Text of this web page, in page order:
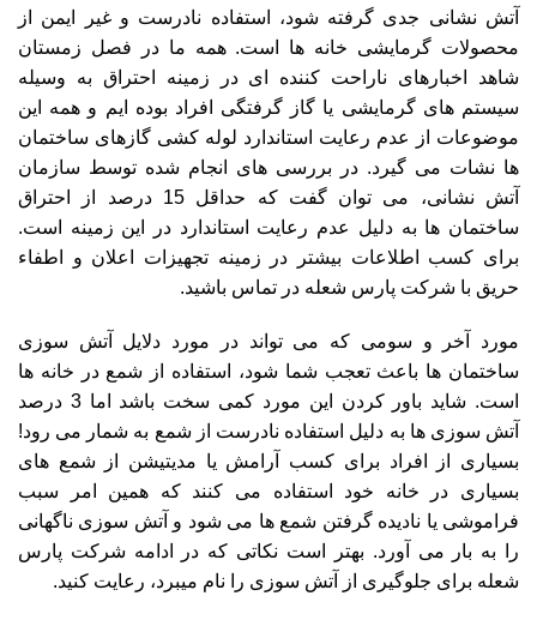
آتش نشانی جدی گرفته شود، استفاده نادرست و غیر ایمن از
محصولات گرمایشی خانه ها است. همه ما در فصل زمستان
شاهد اخبارهای ناراحت کننده ای در زمینه احتراق به وسیله
سیستم های گرمایشی یا گاز گرفتگی افراد بوده ایم و همه این
موضوعات از عدم رعایت استاندارد لوله کشی گازهای ساختمان
ها نشات می گیرد. در بررسی های انجام شده توسط سازمان
آتش نشانی، می توان گفت که حداقل 15 درصد از احتراق
ساختمان ها به دلیل عدم رعایت استاندارد در این زمینه است.
برای کسب اطلاعات بیشتر در زمینه تجهیزات اعلان و اطفاء
حریق با شرکت پارس شعله در تماس باشید.
مورد آخر و سومی که می تواند در مورد دلایل آتش سوزی
ساختمان ها باعث تعجب شما شود، استفاده از شمع در خانه ها
است. شاید باور کردن این مورد کمی سخت باشد اما 3 درصد
آتش سوزی ها به دلیل استفاده نادرست از شمع به شمار می رود!
بسیاری از افراد برای کسب آرامش یا مدیتیشن از شمع های
بسیاری در خانه خود استفاده می کنند که همین امر سبب
فراموشی یا نادیده گرفتن شمع ها می شود و آتش سوزی ناگهانی
را به بار می آورد. بهتر است نکاتی که در ادامه شرکت پارس
شعله برای جلوگیری از آتش سوزی را نام میبرد، رعایت کنید.